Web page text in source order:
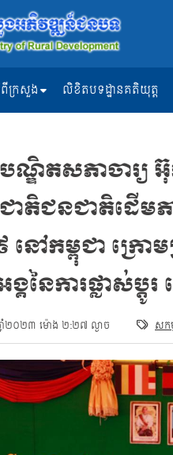
ក្រសួង លិខិតបទដ្ឋានគតិយុត្ត
ណ្ឌិតសភាចារ្យ
ជាតិជនជាតិដ
នៅកម្ពុជា ក្រោ
គនៃការផ្លាស់ប្ដូ
ាំ២០២៣ ម៉ោង ២:២៧ ល្ងាច សក